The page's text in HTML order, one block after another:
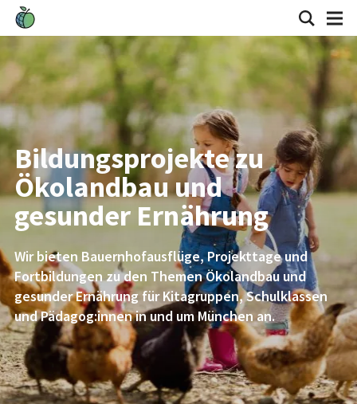
Bildungsprojekte zu
Ökolandbau und
gesunder Ernährung
Wir bieten Bauernhofausflüge, Projekttage und
Fortbildungen zu den Themen Ökolandbau und
gesunder Ernährung für Kitagruppen, Schulklassen
und Pädagog:innen in und um München an.